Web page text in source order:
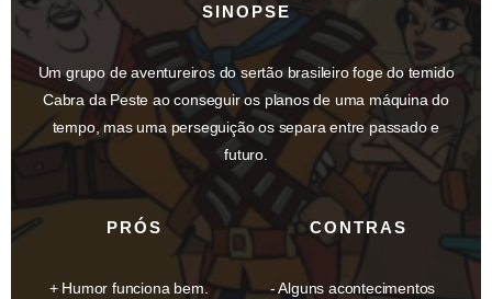
SINOPSE
Um grupo de aventureiros do sertão brasileiro foge do temido
Cabra da Peste ao conseguir os planos de uma máquina do
tempo, mas uma perseguição os separa entre passado e
futuro.
PRÓS
Humor funciona bem.
CONTRAS
Alguns acontecimentos